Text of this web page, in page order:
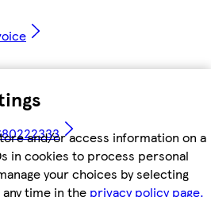
and/or access information on a
in cookies to process personal
your choices by selecting
time in the privacy policy page.